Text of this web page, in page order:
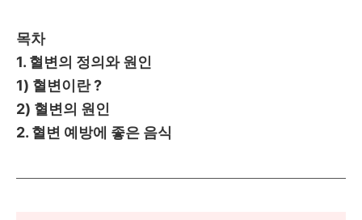
목차
1. 혈변의 정의와 원인
1) 혈변이란 ?
2) 혈변의 원인
2. 혈변 예방에 좋은 음식